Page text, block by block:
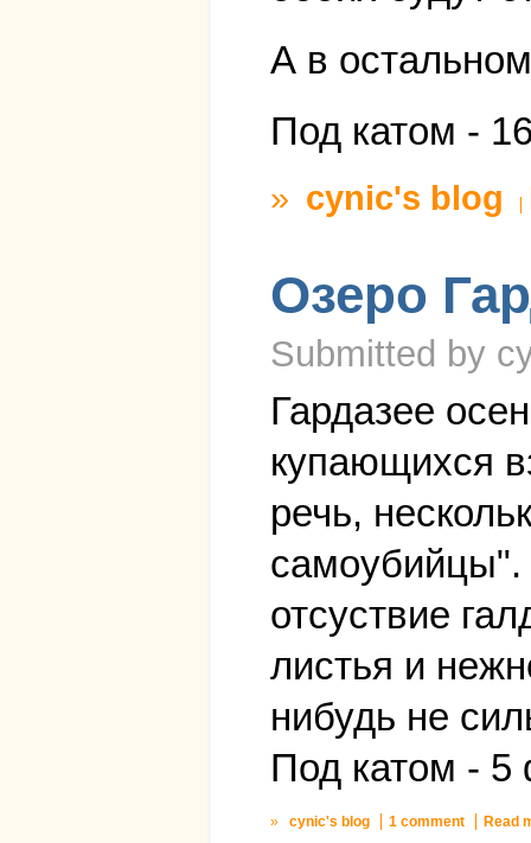
А в
Под катом -
» cynic's blog
Озеро
Submitted by
Гардазее
купающихся
речь,
самоубийцы".
отсуствие
листья и
нибудь не
Под катом -
» cynic's blog 1 comment Read